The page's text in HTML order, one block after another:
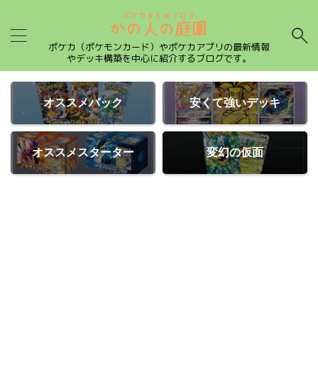
ポケカ（ポケモンカード）やポケカアプリの最新情報
やデッキ構築を中心に紹介するブログです。
オススメパック 安くて強いデッキ
オススメスターター 変幻の仮面